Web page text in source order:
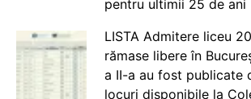
pentru ultimii 25 de ani
LISTA Admitere liceu
rămase libere în
a II-a au fost publicate
locuri disponibile la